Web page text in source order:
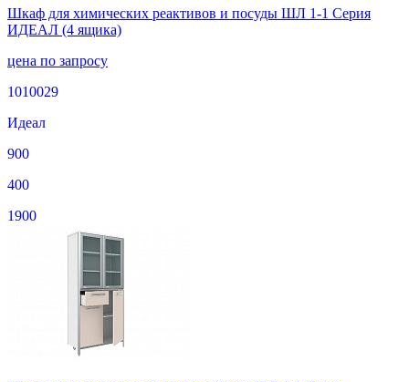
Шкаф для химических реактивов и посуды ШЛ 1-1 Серия
ИДЕАЛ (4 ящика)
цена по запросу
1010029
Идеал
900
400
1900